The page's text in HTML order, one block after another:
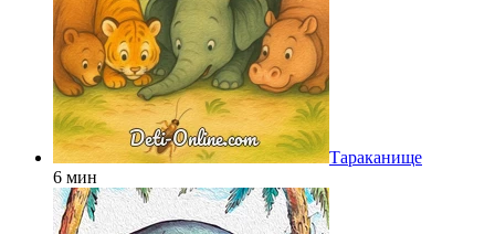
Тараканище
6 мин